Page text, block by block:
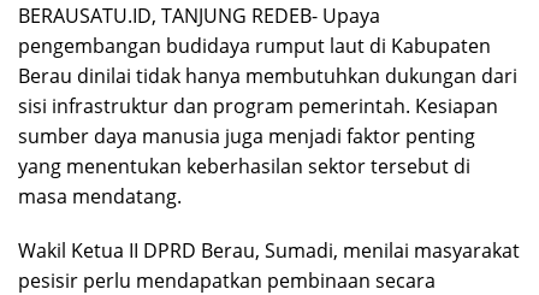
BERAUSATU.ID, TANJUNG REDEB- Upaya
pengembangan budidaya rumput laut di Kabupaten
Berau dinilai tidak hanya membutuhkan dukungan dari
sisi infrastruktur dan program pemerintah. Kesiapan
sumber daya manusia juga menjadi faktor penting
yang menentukan keberhasilan sektor tersebut di
masa mendatang.
Wakil Ketua II DPRD Berau, Sumadi, menilai masyarakat
pesisir perlu mendapatkan pembinaan secara